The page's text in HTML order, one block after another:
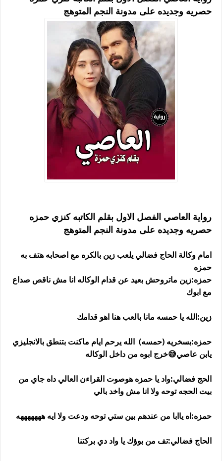
حصريه وجديده على مدونة النجم المتوهج
رواية العاصي الفصل الاول بقلم الكاتبه كنزي حمزه
حصريه وجديده على مدونة النجم المتوهج
امام وكالة الحاج فضالي يلعب زين بالكره مع اصحابه هتف به
حمزه
حمزه:زين ماتروحش بعيد عن قدام الوكاله انا مش ناقص صداع
مع ابوك
زين:الله يا حمسه مانا بالعب هنا اهو قدامك
حمزه:بسخريه (حمسه) الله يرحم ايام ماكنت بتنطق بالانجليزي
يابن عاصي😅خرج ابوه من داخل الوكاله
الحج فضالي:واد يا حمزه هوصوت القراءن العالي داه جاي من
بيت الحجه توحه ولا انا مش واخد بالي
حمزه:اه ياابا من عندهم بين ستي توحه ودعت ولا ايه هههههههه
الحاج فضالي:تف من بوؤك يا واد دي بركتنا